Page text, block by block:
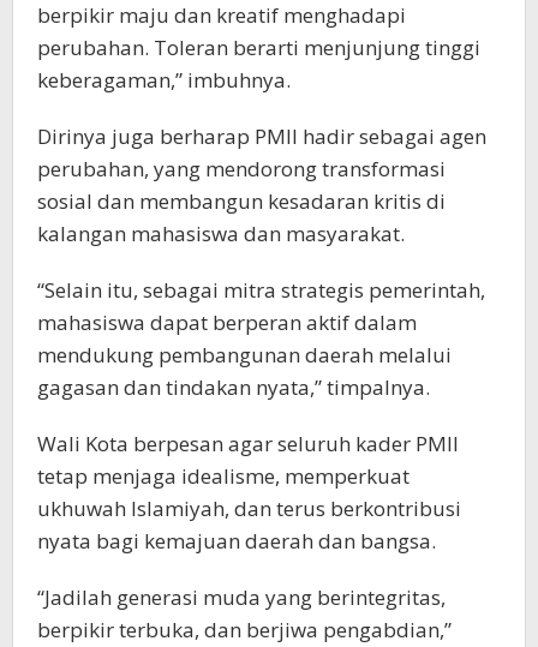
berpikir maju dan kreatif menghadapi
perubahan. Toleran berarti menjunjung tinggi
keberagaman,” imbuhnya.
Dirinya juga berharap PMII hadir sebagai agen
perubahan, yang mendorong transformasi
sosial dan membangun kesadaran kritis di
kalangan mahasiswa dan masyarakat.
“Selain itu, sebagai mitra strategis pemerintah,
mahasiswa dapat berperan aktif dalam
mendukung pembangunan daerah melalui
gagasan dan tindakan nyata,” timpalnya.
Wali Kota berpesan agar seluruh kader PMII
tetap menjaga idealisme, memperkuat
ukhuwah Islamiyah, dan terus berkontribusi
nyata bagi kemajuan daerah dan bangsa.
“Jadilah generasi muda yang berintegritas,
berpikir terbuka, dan berjiwa pengabdian,”